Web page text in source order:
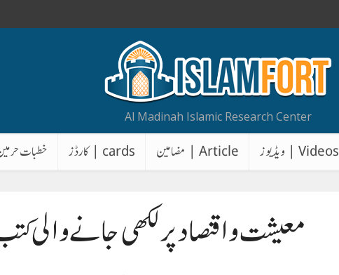
Al Madinah Islamic Research Center
Videos | ویڈیوز Article | مضامین cards | کارڈز خطبات
معیشت واقتصاد پر لکھی جانے والی